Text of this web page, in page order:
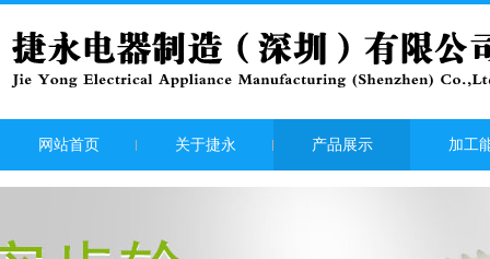
网站首页 关于捷永 产品展示 加工